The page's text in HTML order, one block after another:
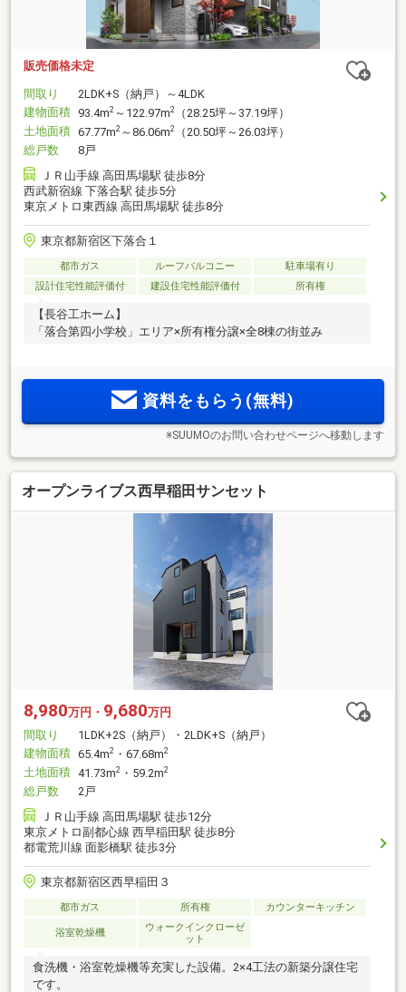
販売価格未定
間取り
2LDK+S（納戸）～4LDK
建物面積 93.4m2 ～122.97m2
（28.25坪～37.19坪）
土地面積 67.77m2 ～86.06m2
（20.50坪～26.03坪）
総戸数
8戸
ＪＲ山手線 高田馬場駅 徒歩8分
西武新宿線 下落合駅 徒歩5分
東京メトロ東西線 高田馬場駅 徒歩8分
東京都新宿区下落合１
都市ガス ルーフバルコニー
駐車場有り
設計住宅性能評価付
建設住宅性能評価付 所有権
【長谷工ホーム】
「落合第四小学校」エリア×所有権分譲×全8棟の街並み
資料をもらう(無料)
※SUUMOのお問い合わせページへ移動します
オープンライブス西早稲田サンセット
8,980万円・ 9,680万円
間取り
1LDK+2S（納戸）・2LDK+S（納戸）
建物面積 65.4m2 ・67.68m2
土地面積 41.73m2 ・59.2m2
総戸数
2戸
ＪＲ山手線 高田馬場駅 徒歩12分
東京メトロ副都心線 西早稲田駅 徒歩8分
都電荒川線 面影橋駅 徒歩3分
東京都新宿区西早稲田３
都市ガス 所有権 カウンターキッチン
浴室乾燥機
ウォークインクローゼ
ット
食洗機・浴室乾燥機等充実した設備。2×4工法の新築分譲住宅
です。